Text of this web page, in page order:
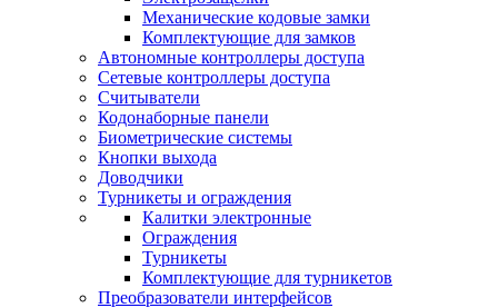
Механические кодовые замки
Комплектующие для замков
Автономные контроллеры доступа
Сетевые контроллеры доступа
Считыватели
Кодонаборные панели
Биометрические системы
Кнопки выхода
Доводчики
Турникеты и ограждения
Калитки электронные
Ограждения
Турникеты
Комплектующие для турникетов
Преобразователи интерфейсов